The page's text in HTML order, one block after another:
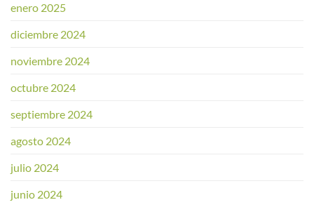
enero 2025
diciembre 2024
noviembre 2024
octubre 2024
septiembre 2024
agosto 2024
julio 2024
junio 2024